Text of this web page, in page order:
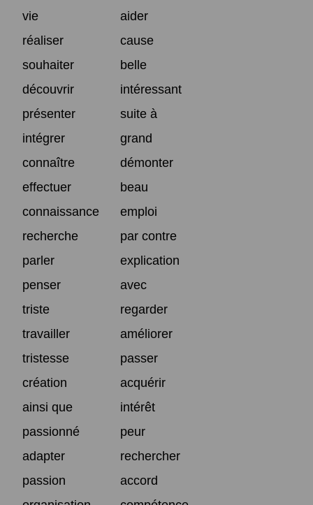
vie
aider
réaliser
cause
souhaiter
belle
découvrir
intéressant
présenter
suite à
intégrer
grand
connaître
démonter
effectuer
beau
connaissance
emploi
recherche
par contre
parler
explication
penser
avec
triste
regarder
travailler
améliorer
tristesse
passer
création
acquérir
ainsi que
intérêt
passionné
peur
adapter
rechercher
passion
accord